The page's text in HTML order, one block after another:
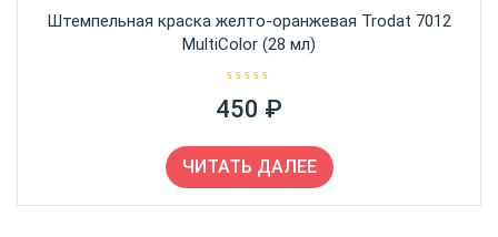
Штемпельная краска желто-оранжевая Trodat 7012
MultiColor (28 мл)
ц
е
к
а
0
и
450 ₽
ЧИТАТЬ ДАЛЕЕ